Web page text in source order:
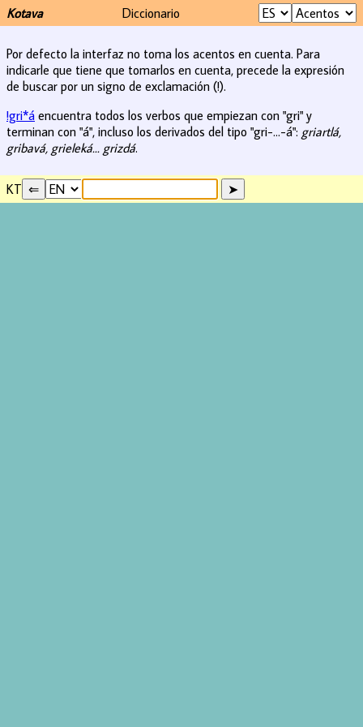
Kotava Diccionario
Por defecto la interfaz no toma los acentos en cuenta. Para
indicarle que tiene que tomarlos en cuenta, precede la expresión
de buscar por un signo de exclamación (!).
!gri*á encuentra todos los verbos que empiezan con "gri" y
terminan con "á", incluso los derivados del tipo "gri-...-á": griartlá,
gribavá, grieleká... grizdá.
KT